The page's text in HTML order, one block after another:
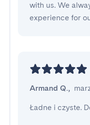
with us. We
experience for
Armand Q.,
Ładne i czyste.